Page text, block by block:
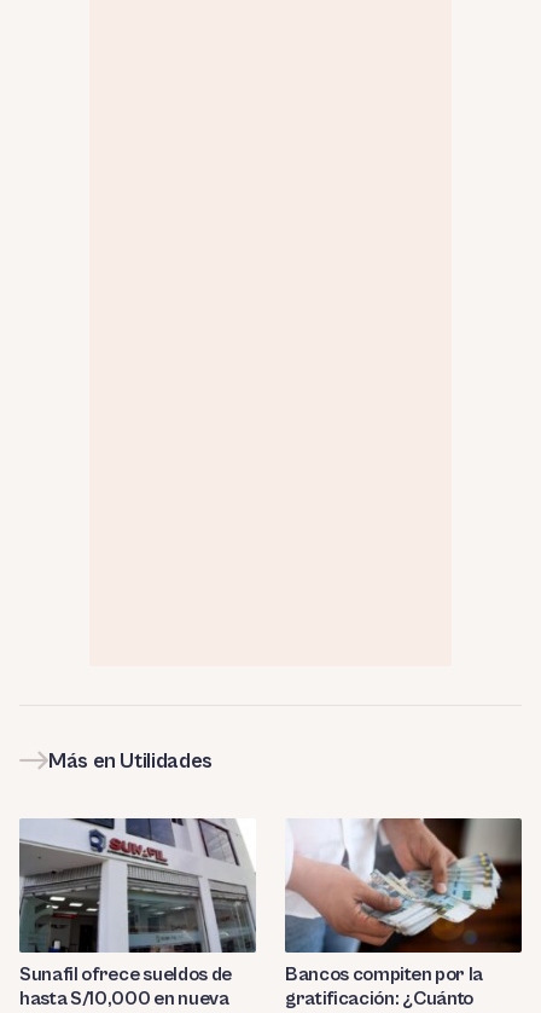
Más en Utilidades
Sunafil ofrece sueldos de
hasta S/10,000 en nueva
Bancos compiten por la
gratificación: ¿Cuánto